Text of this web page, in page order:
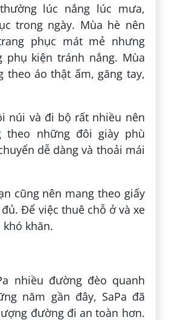
lúc nắng lúc mưa,
trong ngày. Mùa hè nên
phục mát mẻ nhưng
phụ kiện tránh nắng. Mùa
theo áo thật ấm, găng tay,
núi và đi bộ rất nhiều nên
theo những đôi giày phù
dễ dàng và thoải mái
cũng nên mang theo giấy
Để việc thuê chỗ ở và xe
khó khăn.
nhiều đường đèo quanh
năm gần đây, SaPa đã
đường đi an toàn hơn.